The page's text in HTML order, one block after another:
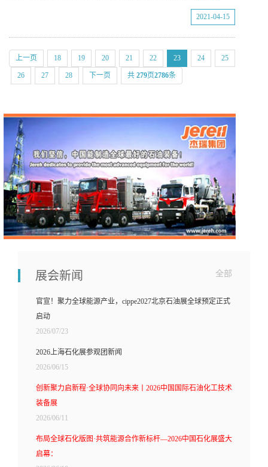
2021-04-15
上一页 18 19 20 21 22 23 24 25
26 27 28 下一页 共 279页2786条
展会新闻 全部
官宣！聚力全球能源产业，cippe2027北京石油展全球预定正式
启动
2026/07/23
2026上海石化展参观团新闻
2026/06/15
创新聚力启新程·全球协同向未来丨2026中国国际石油化工技术
装备展
2026/06/11
布局全球石化版图·共筑能源合作新标杆—2026中国石化展盛大
启幕：